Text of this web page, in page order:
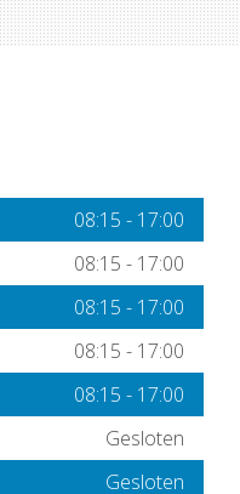
08:15 - 17:00
08:15 - 17:00
08:15 - 17:00
08:15 - 17:00
08:15 - 17:00
Gesloten
Gesloten